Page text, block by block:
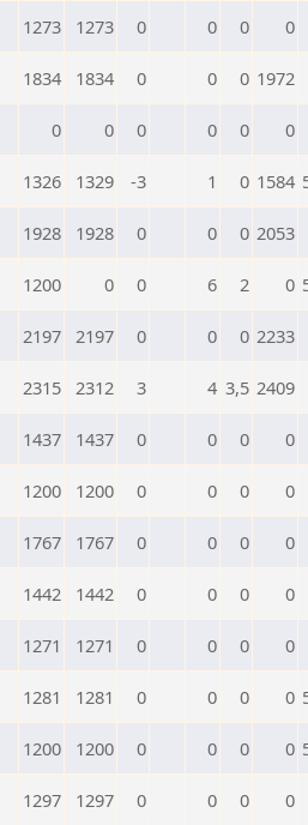
1273 1273 0 0 0 0
1834 1834 0 0 0 1972
0 0 0 0 0 0
1326 1329 -3 1 0 1584
1928 1928 0 0 0 2053
1200 0 0 6 2 0
2197 2197 0 0 0 2233
2315 2312 3 4 3,5 2409
1437 1437 0 0 0 0
1200 1200 0 0 0 0
1767 1767 0 0 0 0
1442 1442 0 0 0 0
1271 1271 0 0 0 0
1281 1281 0 0 0 0
1200 1200 0 0 0 0
1297 1297 0 0 0 0